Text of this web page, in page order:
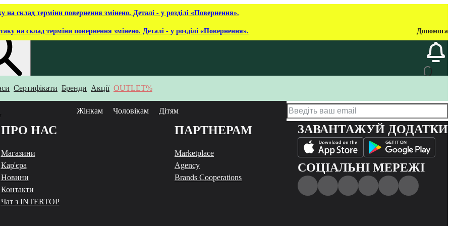
на склад терміни повернення змінено. Деталі - у розділі «Повернення».
на склад терміни повернення змінено. Деталі - у розділі «Повернення». Допомога
Сертифікати Бренди Акції OUTLET%
Жінкам Чоловікам Дітям
ПРО НАС
Магазини
Кар'єра
Новини
Контакти
Чат з INTERTOP
ПАРТНЕРАМ
Marketplace
Agency
Brands Cooperations
ЗАВАНТАЖУЙ ДОДАТКИ
СОЦІАЛЬНІ МЕРЕЖІ